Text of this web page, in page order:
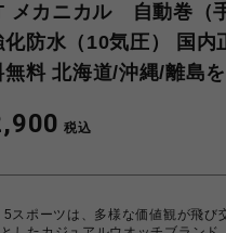
メカニカル 自動巻（
化防水（10気圧） 国
無料 北海道/沖縄/離島を
税込
5スポーツは、多様な価値観が飛び